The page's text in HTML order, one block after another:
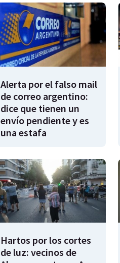
Alerta por el falso mail
de correo argentino:
dice que tienen un
envío pendiente y es
una estafa
Hartos por los cortes
de luz: vecinos de